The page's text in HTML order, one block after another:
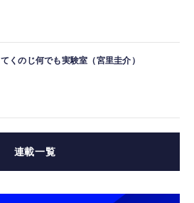
てくのじ何でも実験室（宮里圭介）
連載一覧